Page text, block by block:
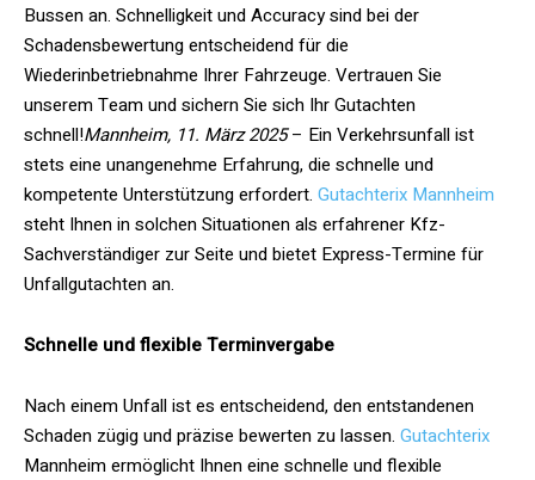
Bussen an. Schnelligkeit und Accuracy sind bei der
Schadensbewertung entscheidend für die
Wiederinbetriebnahme Ihrer Fahrzeuge. Vertrauen Sie
unserem Team und sichern Sie sich Ihr Gutachten
schnell!Mannheim, 11. März 2025– Ein Verkehrsunfall ist
stets eine unangenehme Erfahrung, die schnelle und
kompetente Unterstützung erfordert. Gutachterix Mannheim
steht Ihnen in solchen Situationen als erfahrener Kfz-
Sachverständiger zur Seite und bietet Express-Termine für
Unfallgutachten an.
Schnelle und flexible Terminvergabe
Nach einem Unfall ist es entscheidend, den entstandenen
Schaden zügig und präzise bewerten zu lassen. Gutachterix
Mannheim ermöglicht Ihnen eine schnelle und flexible